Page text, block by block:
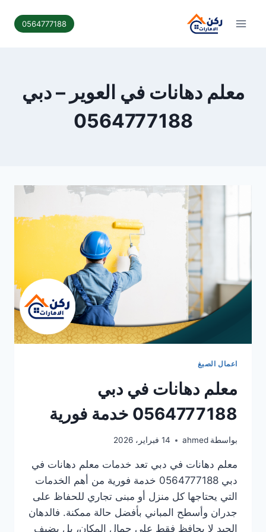
0564777188
معلم دهانات في العوير – دبي
0564777188
اعمال الصبغ
معلم دهانات في دبي
0564777188 خدمة فورية
بواسطة ahmed 14 فبراير، 2026
معلم دهانات في دبي تعد خدمات معلم دهانات في
دبي 0564777188 خدمة فورية من أهم الخدمات
التي يحتاجها كل منزل أو مبنى تجاري للحفاظ على
جدران وأسطح المباني بأفضل حالة ممكنة. فالدهان
الجيد لا يحافظ فقط على جمال المكان، بل يضيف